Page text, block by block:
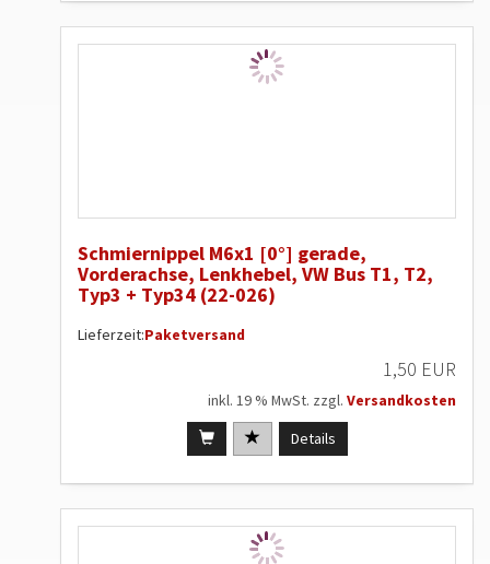
Schmiernippel M6x1 [0°] gerade,
Vorderachse, Lenkhebel, VW Bus T1, T2,
Typ3 + Typ34 (22-026)
Lieferzeit:Paketversand
1,50 EUR
inkl. 19 % MwSt. zzgl. Versandkosten
Details